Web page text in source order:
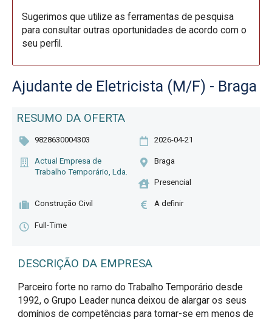
Sugerimos que utilize as ferramentas de pesquisa
para consultar outras oportunidades de acordo com o
seu perfil.
Ajudante de Eletricista (M/F) - Braga
RESUMO DA OFERTA
9828630004303 2026-04-21
Actual Empresa de
Trabalho Temporário, Lda.
Braga
Presencial
Construção Civil A definir
Full-Time
DESCRIÇÃO DA EMPRESA
Parceiro forte no ramo do Trabalho Temporário desde
1992, o Grupo Leader nunca deixou de alargar os seus
domínios de competências para tornar-se em menos de